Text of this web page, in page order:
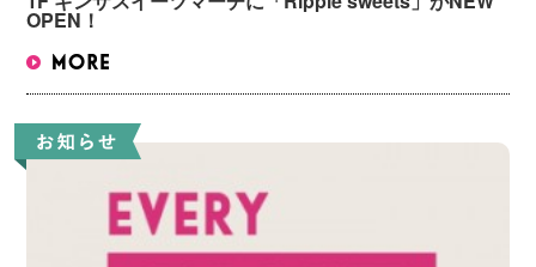
OPEN！